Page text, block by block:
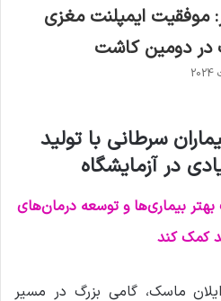
موفقیت ایمپلنت مغزی
در دومین کاشت
سرطانی با تولید
در آزمایشگاه
بیماری‌ها و توسعه درمان‌های
کمک کند
ایلان ماسک، گامی بزرگ در مسیر